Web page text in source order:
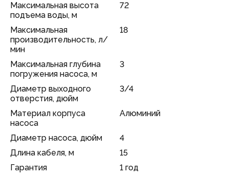
Максимальная высота
подъема воды, м
72
Максимальная
производительность, л/
мин
18
Максимальная глубина
погружения насоса, м
3
Диаметр выходного
отверстия, дюйм
3/4
Материал корпуса
насоса
Алюминий
Диаметр насоса, дюйм
4
Длина кабеля, м
15
Гарантия
1 год